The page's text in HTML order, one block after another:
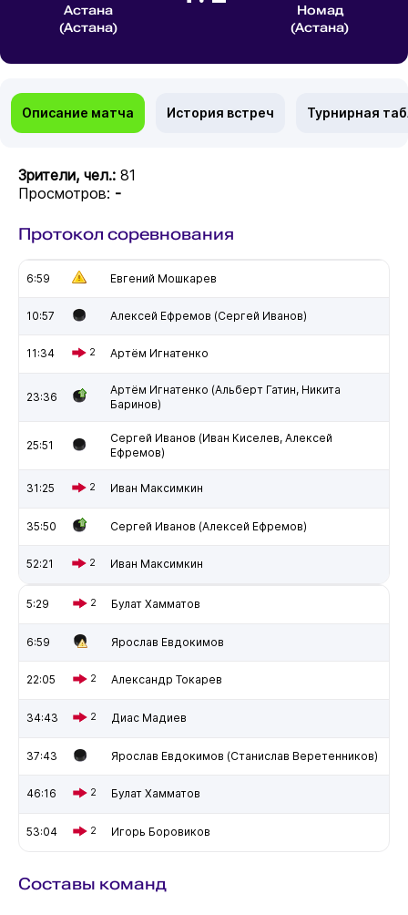
Астана
(Астана)
Номад
(Астана)
Описание матча История встреч Турнирная
Зрители, чел.: 81
Просмотров: -
Протокол соревнования
6:59 Евгений Мошкарев
10:57 Алексей Ефремов (Сергей Иванов)
11:34 2 Артём Игнатенко
23:36
Артём Игнатенко (Альберт Гатин, Никита
Баринов)
25:51
Сергей Иванов (Иван Киселев, Алексей
Ефремов)
31:25 2 Иван Максимкин
35:50 Сергей Иванов (Алексей Ефремов)
52:21 2 Иван Максимкин
5:29 2 Булат Хамматов
6:59 Ярослав Евдокимов
22:05 2 Александр Токарев
34:43 2 Диас Мадиев
37:43 Ярослав Евдокимов (Станислав Веретенников)
46:16 2 Булат Хамматов
53:04 2 Игорь Боровиков
Составы команд